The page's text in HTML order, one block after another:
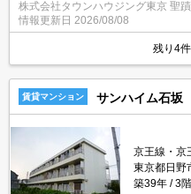
株式会社タウンハウジング東京 聖
情報更新日 2026/08/08
残り4
賃貸マンション サンハイム石
京王線・京
東京都日野
築39年
3